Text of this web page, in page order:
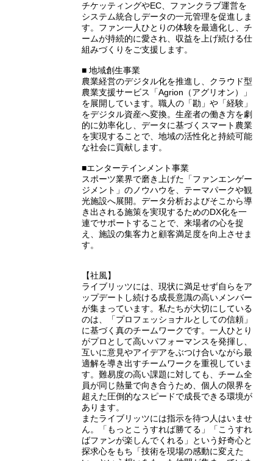
チケッティングやEC、ファンクラブ運営を
システム統合しデータの一元管理を促進しま
す。ファン一人ひとりの体験を最適化し、チ
ームが持続的に愛され、収益を上げ続ける仕
組みづくりをご支援します。
■ 地域創生事業
農業経営のデジタル化を推進し、クラウド型
農業支援サービス「Agrion（アグリオン）」
を展開しています。職人の「勘」や「経験」
をデジタル資産へ変換。生産者の働き方を劇
的に効率化し、データに基づくスマート農業
を実現することで、地域の活性化と持続可能
な社会に貢献します。
■エンターテインメント事業
スポーツ業界で磨き上げた「ファンエンゲー
ジメント」のノウハウを、テーマパークや観
光施設へ展開。データ分析およびそこから導
き出される施策を実現するためのDX化を一
連でサポートすることで、来場者の心を捉
え、施設の集客力と顧客満足度を向上させま
す。
【社風】
ライブリッツには、現状に満足せず自らをア
ップデートし続ける成長意識の高いメンバー
が集まっています。私たちが大切にしている
のは、「プロフェッショナルとしての信頼」
に基づく真のチームワークです。一人ひとり
がプロとして高いパフォーマンスを発揮し、
互いに意見やアイデアをぶつけ合いながら最
適解を導き出すチームワークを重視していま
す。難易度の高い課題に対しても、チーム全
員が同じ熱量で向き合うため、個人の限界を
超えた圧倒的なスピードで成長できる環境が
あります。
またライブリッツには指示を待つ人はいませ
ん。「もっとこうすれば勝てる」「こうすれ
ばファンが楽しんでくれる」という好奇心と
探求心をもち「技術を現場の感動に変えた